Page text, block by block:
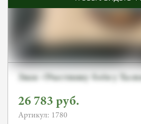
Знак «Участнику боёв у
26 783 руб.
Артикул: 1780